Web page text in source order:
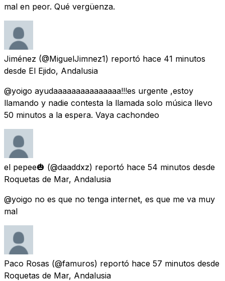
mal en peor. Qué vergüenza.
Jiménez (@MiguelJimnez1) reportó hace 41 minutos
desde El Ejido, Andalusia
@yoigo ayudaaaaaaaaaaaaaaa!!!es urgente ,estoy
llamando y nadie contesta la llamada solo música llevo
50 minutos a la espera. Vaya cachondeo
el pepee🎃 (@daaddxz) reportó hace 54 minutos desde
Roquetas de Mar, Andalusia
@yoigo no es que no tenga internet, es que me va muy
mal
Paco Rosas (@famuros) reportó hace 57 minutos desde
Roquetas de Mar, Andalusia